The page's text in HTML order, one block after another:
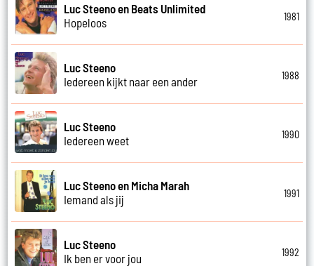
Luc Steeno en Beats Unlimited
Hopeloos
1981
Luc Steeno
Iedereen kijkt naar een ander
1988
Luc Steeno
Iedereen weet
1990
Luc Steeno en Micha Marah
Iemand als jij
1991
Luc Steeno
Ik ben er voor jou
1992